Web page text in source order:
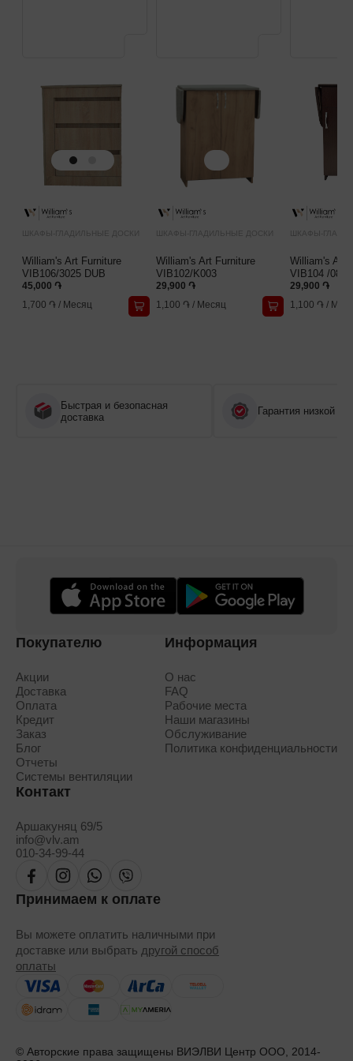
ШКАФЫ-ГЛАДИЛЬНЫЕ ДОСКИ
William's Art Furniture
VIB106/3025 DUB
45,000 ֏
1,700 ֏ / Месяц
ШКАФЫ-ГЛАДИЛЬНЫЕ ДОСКИ
William's Art Furniture
VIB102/K003
29,900 ֏
1,100 ֏ / Месяц
ШКАФЫ-
William's Art
VIB104 /0854
29,900 ֏
1,100 ֏ /
Быстрая и безопасная
доставка
Гарантия низкой
Покупателю
Акции
Доставка
Оплата
Кредит
Заказ
Блог
Отчеты
Системы вентиляции
Информация
О нас
FAQ
Рабочие места
Наши магазины
Обслуживание
Политика конфиденциальности
Контакт
Аршакуняц 69/5
info@vlv.am
010-34-99-44
Принимаем к оплате
Вы можете оплатить наличными при
доставке или выбрать другой способ
оплаты
© Авторские права защищены ВИЭЛВИ Центр ООО, 2014-